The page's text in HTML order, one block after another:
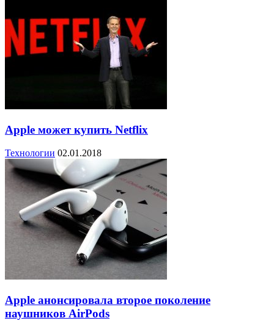
Apple может купить Netflix
Технологии 02.01.2018
Apple анонсировала второе поколение
наушников AirPods